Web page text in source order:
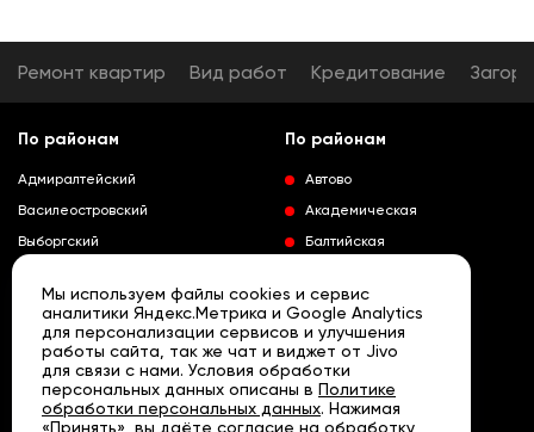
Ремонт квартир Вид работ Кредитование
По районам
Адмиралтейский
Василеостровский
Выборгский
Колпинский
Красногвардейский
Краносельский
Кронштадтский
Курортный
Развернуть
По районам
Автово
Академическая
Балтийская
Выборгская
Гражданский проспект
Девяткино
Кировский завод
Ленинский проспект
Мы используем файлы cookies и сервис
аналитики Яндекс.Метрика и Google Analytics
для персонализации сервисов и улучшения
работы сайта, так же чат и виджет от Jivo
для связи с нами. Условия обработки
персональных данных описаны в Политике
обработки персональных данных. Нажимая
«Принять», вы даёте согласие на обработку